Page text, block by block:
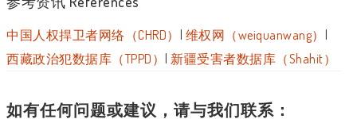
中国人权捍卫者网络（CHRD） 维权网（weiquanwang）
西藏政治犯数据库（TPPD）
新疆受害者数据库（Shahit）
如有任何问题或建议，请与我们联系：